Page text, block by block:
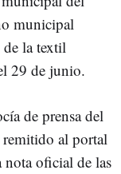
municipal
la textil
29 de junio.
de prensa del
al portal
oficial de las